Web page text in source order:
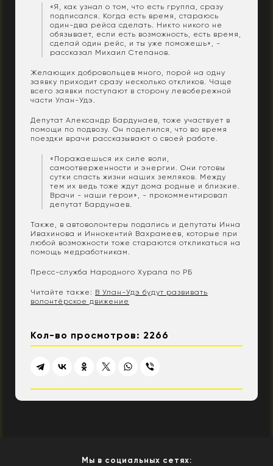
«Я, как узнал о том, что есть группа, сразу
подписался. Когда есть время, стараюсь
один-два рейса сделать. Никто никого не
обязывает, если есть возможность, есть время,
сделай один рейс, и ты уже поможешь», -
рассказал Михаил Степанов.
Желающих добровольцев много, порой на одну
заявку приходит сразу несколько откликов. Чаще
всего заявки поступают в сторону левобережной
части Улан-Удэ.
Депутат Александр Бардунаев, тоже участвует в
помощи по подвозу. Он поделился, что во время
поездки врачи рассказывают о своей работе.
«Поражаешься их силе воли,
самоотверженности и энергии. Они готовы
сутки спасть жизни наших земляков. Между
тем их ведь тоже ждут дома родные и близкие.
Врачи - наши герои», - прокомментировал
депутат Бардунаев.
Также, в автоволонтеры подались и депутаты Инна
Ивахинова и Иннокентий Вахрамеев, которые при
любой возможности тоже стараются откликаться на
помощь медработникам.
Пресс-служба Народного Хурала по РБ
Читайте также: В Улан-Удэ будут развивать
волонтёрское движение
Кол-во просмотров: 2266
Мы в социальных сетях: